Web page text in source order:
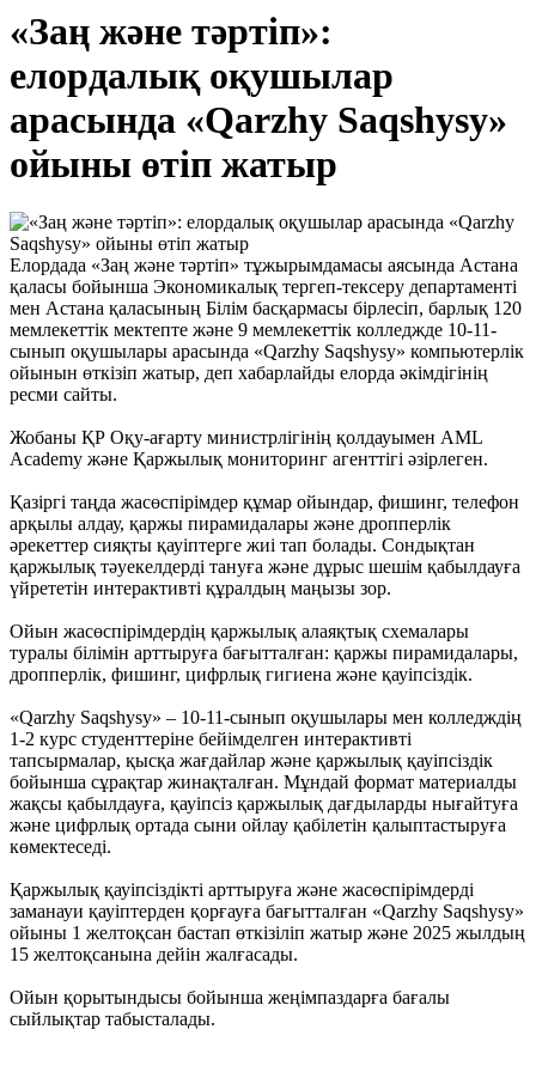
«Заң және тәртіп»:
елордалық оқушылар
арасында «Qarzhy Saqshysy»
ойыны өтіп жатыр
Елордада «Заң және тәртіп» тұжырымдамасы аясында Астана
қаласы бойынша Экономикалық тергеп-тексеру департаменті
мен Астана қаласының Білім басқармасы бірлесіп, барлық 120
мемлекеттік мектепте және 9 мемлекеттік колледжде 10-11-
сынып оқушылары арасында «Qarzhy Saqshysy» компьютерлік
ойынын өткізіп жатыр, деп хабарлайды елорда әкімдігінің
ресми сайты.
Жобаны ҚР Оқу-ағарту министрлігінің қолдауымен AML
Academy және Қаржылық мониторинг агенттігі әзірлеген.
Қазіргі таңда жасөспірімдер құмар ойындар, фишинг, телефон
арқылы алдау, қаржы пирамидалары және дропперлік
әрекеттер сияқты қауіптерге жиі тап болады. Сондықтан
қаржылық тәуекелдерді тануға және дұрыс шешім қабылдауға
үйрететін интерактивті құралдың маңызы зор.
Ойын жасөспірімдердің қаржылық алаяқтық схемалары
туралы білімін арттыруға бағытталған: қаржы пирамидалары,
дропперлік, фишинг, цифрлық гигиена және қауіпсіздік.
«Qarzhy Saqshysy» – 10-11-сынып оқушылары мен колледждің
1-2 курс студенттеріне бейімделген интерактивті
тапсырмалар, қысқа жағдайлар және қаржылық қауіпсіздік
бойынша сұрақтар жинақталған. Мұндай формат материалды
жақсы қабылдауға, қауіпсіз қаржылық дағдыларды нығайтуға
және цифрлық ортада сыни ойлау қабілетін қалыптастыруға
көмектеседі.
Қаржылық қауіпсіздікті арттыруға және жасөспірімдерді
заманауи қауіптерден қорғауға бағытталған «Qarzhy Saqshysy»
ойыны 1 желтоқсан бастап өткізіліп жатыр және 2025 жылдың
15 желтоқсанына дейін жалғасады.
Ойын қорытындысы бойынша жеңімпаздарға бағалы
сыйлықтар табысталады.